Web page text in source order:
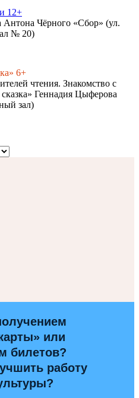
12+
Антона Чёрного «Сбор» (ул.
№ 20)
6+
чтения. Знакомство с
Геннадия Цыферова
зал)
или
билетов?
работу